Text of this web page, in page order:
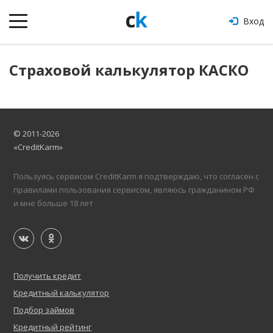
Вход
Страховой калькулятор КАСКО
© 2011-2026
«CreditKarm»
Пользуясь сервисом CreditKarm я подтверждаю, что согласен с
правилами пользования сервисом, являюсь гражданином РФ
и мне больше 18 лет
Получить кредит
Кредитный калькулятор
Подбор займов
Кредитный рейтинг